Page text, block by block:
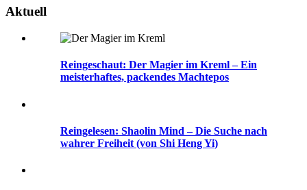
Aktuell
Reingeschaut: Der Magier im Kreml – Ein
meisterhaftes, packendes Machtepos
Reingelesen: Shaolin Mind – Die Suche nach
wahrer Freiheit (von Shi Heng Yi)